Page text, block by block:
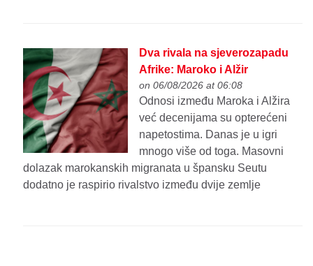
Dva rivala na sjeverozapadu
Afrike: Maroko i Alžir
on 06/08/2026 at 06:08
Odnosi između Maroka i Alžira
već decenijama su opterećeni
napetostima. Danas je u igri
mnogo više od toga. Masovni
dolazak marokanskih migranata u špansku Seutu
dodatno je raspirio rivalstvo između dvije zemlje